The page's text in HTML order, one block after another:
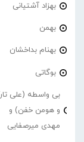
بهزاد آشتیانی
بهمن
بهنام بداخشان
بوگاتی
بی واسطه (علی
و هومن خفن) و
مهدی میرصفایی